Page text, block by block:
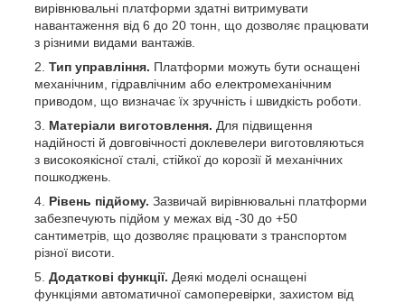
вирівнювальні платформи здатні витримувати
навантаження від 6 до 20 тонн, що дозволяє працювати
з різними видами вантажів.
Тип управління. Платформи можуть бути оснащені
механічним, гідравлічним або електромеханічним
приводом, що визначає їх зручність і швидкість роботи.
Матеріали виготовлення. Для підвищення
надійності й довговічності доклевелери виготовляються
з високоякісної сталі, стійкої до корозії й механічних
пошкоджень.
Рівень підйому. Зазвичай вирівнювальні платформи
забезпечують підйом у межах від -30 до +50
сантиметрів, що дозволяє працювати з транспортом
різної висоти.
Додаткові функції. Деякі моделі оснащені
функціями автоматичної самоперевірки, захистом від